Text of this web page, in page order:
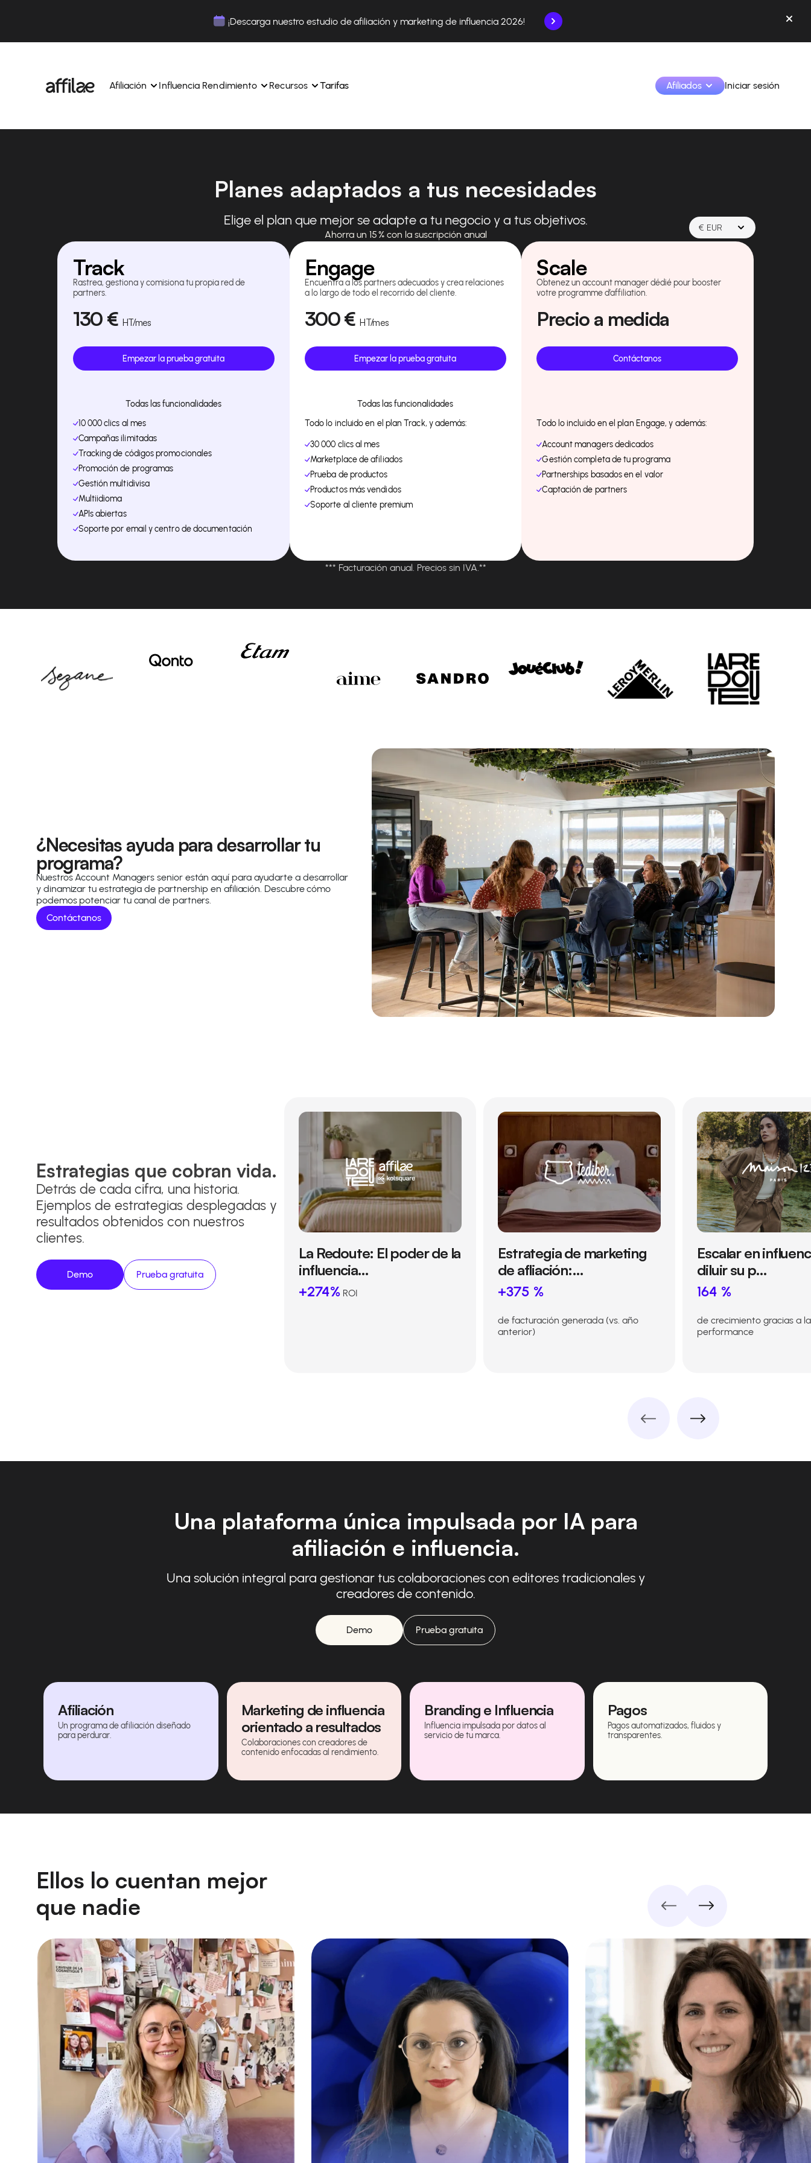
¡Descarga nuestro estudio de afiliación y marketing de influencia 2026!
Afiliación
Monitoriza y gestiona los pagos de tus afiliados con
Influencia Rendimiento
influencia.
Monitoriza y gestiona los pagos de tus afiliados con
Recursos
Descubre cómo triunfan nuestros clientes con Affilae
Descubre por qué las marcas eligen Affilae
Sigue nuestros consejos, noticias y tendencias del
Tarifas Afiliados
Identifica marcas y monetiza tus contenidos
Aprende a utilizar la plataforma paso a paso.
Iniciar sesión
Planes adaptados a tus necesidades
Elige el plan que mejor se adapte a tu negocio y a tus objetivos. € EUR
Ahorra un 15 % con la suscripción anual
Track
Rastrea, gestiona y comisiona tu propia red de
partners.
130 € HT/mes
Empezar la prueba gratuita
Todas las funcionalidades
10 000 clics al mes
Campañas ilimitadas
Tracking de códigos promocionales
Promoción de programas
Gestión multidivisa
Multiidioma
APIs abiertas
Soporte por email y centro de documentación
Engage
Encuentra a los partners adecuados y crea relaciones
a lo largo de todo el recorrido del cliente.
300€HT/mes
Empezar la prueba gratuita
Todas las funcionalidades
Todo lo incluido en el plan Track, y además:
30 000 clics al mes
Marketplace de afiliados
Prueba de productos
Productos más vendidos
Soporte al cliente premium
Scale
Obtenez un account manager dédié pour booster
votre programme d’affiliation.
Precio a medida
Contáctanos
Todo lo incluido en el plan Engage, y además:
Account managers dedicados
Gestión completa de tu programa
Partnerships basados en el valor
Captación de partners
*** Facturación anual. Precios sin IVA.**
¿Necesitas ayuda para desarrollar tu
programa?
Nuestros Account Managers senior están aquí para ayudarte a desarrollar
y dinamizar tu estrategia de partnership en afiliación. Descubre cómo
podemos potenciar tu canal de partners.
Contáctanos
Estrategias que cobran vida.
Detrás de cada cifra, una historia.
Ejemplos de estrategias desplegadas y
resultados obtenidos con nuestros
clientes.
Demo Prueba gratuita
La Redoute: El poder de la
influencia…
+274% ROI
Estrategia de marketing
de afliación:…
+375 %
de facturación generada (vs. año
anterior)
Escalar en
diluir su p…
164 %
de crecimiento gracias a
performance
Una plataforma única impulsada por IA para
afiliación e influencia.
Una solución integral para gestionar tus colaboraciones con editores tradicionales y
creadores de contenido.
Demo Prueba gratuita
Afiliación
Un programa de afiliación diseñado
para perdurar.
Marketing de influencia
orientado a resultados
Colaboraciones con creadores de
contenido enfocadas al rendimiento.
Branding e Influencia
Influencia impulsada por datos al
servicio de tu marca.
Pagos
Pagos automatizados, fluidos y
transparentes.
Ellos lo cuentan mejor
que nadie
A partir de 2021, hemos integrado en
nuestra estrategia la adquisición de
pago y, en particular, la influencia con
las «Amigas de la marca».
Affilae se desmarcó en nuestra
licitación por su total cumplimiento del
brief, su rápida capacidad de
adaptación y una colaboración basada
en la confianza, lo que nos ha
permitido superar con creces nuestros
objetivos.
Eficacia, pedagogía y confianza.
combina una plataforma
autónoma con un soporte reactivo
la